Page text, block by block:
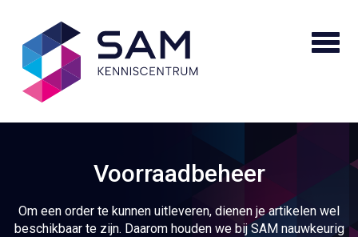
Voorraadbeheer
Om een order te kunnen uitleveren, dienen je artikelen wel
beschikbaar te zijn. Daarom houden we bij SAM nauwkeurig